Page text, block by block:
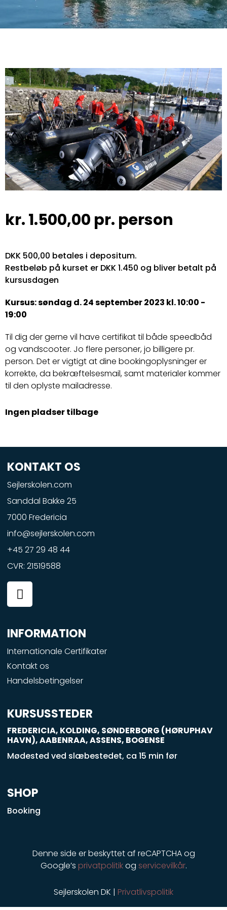
kr.1.500,00 pr. person
DKK 500,00 betales i depositum.
Restbeløb på kurset er DKK 1.450 og bliver betalt på
kursusdagen
Kursus: søndag d. 24 september 2023 kl. 10:00 -
19:00
Til dig der gerne vil have certifikat til både speedbåd
og vandscooter. Jo flere personer, jo billigere pr.
person. Det er vigtigt at dine bookingoplysninger er
korrekte, da bekræftelsesmail, samt materialer kommer
til den oplyste mailadresse.
Ingen pladser tilbage
KONTAKT OS
Sejlerskolen.com
Sanddal Bakke 25
7000 Fredericia
info@sejlerskolen.com
+45 27 29 48 44
CVR: 21519588
F
a
c
e
b
o
o
k
-
q
u
a
r
INFORMATION
Internationale Certifikater
Kontakt os
Handelsbetingelser
KURSUSSTEDER
FREDERICIA, KOLDING, SØNDERBORG (HØRUPHAV
HAVN), AABENRAA, ASSENS, BOGENSE
Mødested ved slæbestedet, ca 15 min før
SHOP
Booking
Denne side er beskyttet af reCAPTCHA og
Google’s privatpolitikog servicevilkår.
Sejlerskolen DK | Privatlivspolitik